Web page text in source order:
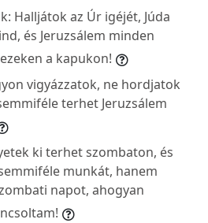
Halljátok az Úr igéjét, Júda
és Jeruzsálem minden
a kapukon!
vigyázzatok, ne hordjatok
terhet Jeruzsálem
ki terhet szombaton, és
munkát, hanem
napot, ahogyan